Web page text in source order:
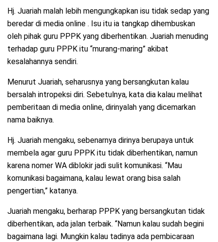
Hj. Juariah malah lebih mengungkapkan isu tidak sedap yang
beredar di media online . Isu itu ia tangkap dihembuskan
oleh pihak guru PPPK yang diberhentikan. Juariah menuding
terhadap guru PPPK itu “murang-maring” akibat
kesalahannya sendiri.
Menurut Juariah, seharusnya yang bersangkutan kalau
bersalah intropeksi diri. Sebetulnya, kata dia kalau melihat
pemberitaan di media online, dirinyalah yang dicemarkan
nama baiknya.
Hj. Juariah mengaku, sebenarnya dirinya berupaya untuk
membela agar guru PPPK itu tidak diberhentikan, namun
karena nomer WA diblokir jadi sulit komunikasi. “Mau
komunikasi bagaimana, kalau lewat orang bisa salah
pengertian,” katanya.
Juariah mengaku, berharap PPPK yang bersangkutan tidak
diberhentikan, ada jalan terbaik. “Namun kalau sudah begini
bagaimana lagi. Mungkin kalau tadinya ada pembicaraan